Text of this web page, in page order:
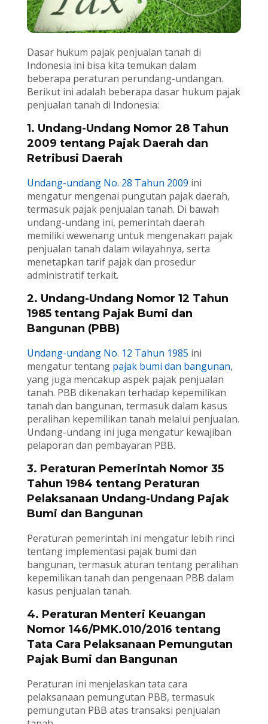
Dasar hukum pajak penjualan tanah di
Indonesia ini bisa kita temukan dalam
beberapa peraturan perundang-undangan.
Berikut ini adalah beberapa dasar hukum pajak
penjualan tanah di Indonesia:
1. Undang-Undang Nomor 28 Tahun
2009 tentang Pajak Daerah dan
Retribusi Daerah
Undang-undang No. 28 Tahun 2009 ini
mengatur mengenai pungutan pajak daerah,
termasuk pajak penjualan tanah. Di bawah
undang-undang ini, pemerintah daerah
memiliki wewenang untuk mengenakan pajak
penjualan tanah dalam wilayahnya, serta
menetapkan tarif pajak dan prosedur
administratif terkait.
2. Undang-Undang Nomor 12 Tahun
1985 tentang Pajak Bumi dan
Bangunan (PBB)
Undang-undang No. 12 Tahun 1985 ini
mengatur tentang pajak bumi dan bangunan,
yang juga mencakup aspek pajak penjualan
tanah. PBB dikenakan terhadap kepemilikan
tanah dan bangunan, termasuk dalam kasus
peralihan kepemilikan tanah melalui penjualan.
Undang-undang ini juga mengatur kewajiban
pelaporan dan pembayaran PBB.
3. Peraturan Pemerintah Nomor 35
Tahun 1984 tentang Peraturan
Pelaksanaan Undang-Undang Pajak
Bumi dan Bangunan
Peraturan pemerintah ini mengatur lebih rinci
tentang implementasi pajak bumi dan
bangunan, termasuk aturan tentang peralihan
kepemilikan tanah dan pengenaan PBB dalam
kasus penjualan tanah.
4. Peraturan Menteri Keuangan
Nomor 146/PMK.010/2016 tentang
Tata Cara Pelaksanaan Pemungutan
Pajak Bumi dan Bangunan
Peraturan ini menjelaskan tata cara
pelaksanaan pemungutan PBB, termasuk
pemungutan PBB atas transaksi penjualan